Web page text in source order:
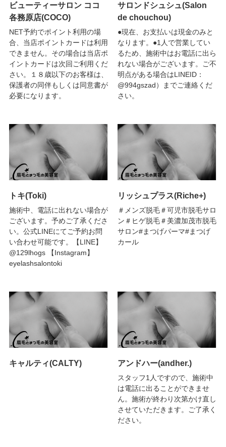
ビューティーサロン ココ
各務原店(COCO)
NET予約でポイント利用の場
合、当店ポイントカードは利用
できません。その場合は当店ポ
イントカードは次回ご利用くだ
さい。１８歳以下のお客様は、
保護者の同伴もしくは同意書が
必要になります。
サロンドシュシュ(Salon
de chouchou)
●現在、お支払いは現金のみと
なります。●1人で営業してい
るため、施術中はお電話に出ら
れない場合がございます。ご不
明点がある場合はLINEID：
@994gszad）までご連絡くだ
さい。
トキ(Toki)
施術中、電話に出れない場合が
ございます。予めご了承くださ
い。公式LINEにてご予約お問
い合わせ可能です。【LINE】
@129lhogs 【Instagram】
eyelashsalontoki
リッシュプラス(Riche+)
＃メンズ脱毛＃可児市脱毛サロ
ン＃ヒゲ脱毛＃美濃加茂市脱毛
サロン#まつげパーマ#まつげ
カール
キャルティ(CALTY) アンドハー(andher.)
スタッフ1人ですので、施術中
は電話に出ることができませ
ん。施術が終わり次第かけ直し
させていただきます。ご了承く
ださい。